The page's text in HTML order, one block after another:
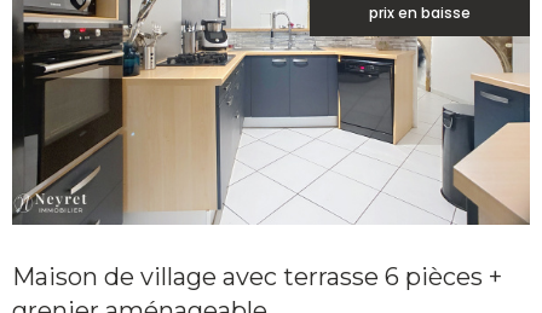
prix en baisse
Maison de village avec terrasse 6 pièces +